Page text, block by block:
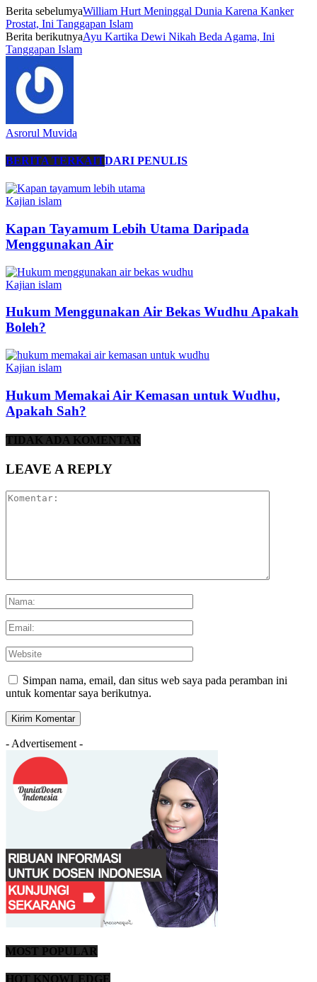
Berita sebelumyaWilliam Hurt Meninggal Dunia Karena Kanker
Prostat, Ini Tanggapan Islam
Berita berikutnyaAyu Kartika Dewi Nikah Beda Agama, Ini
Tanggapan Islam
Asrorul Muvida
BERITA TERKAITDARI PENULIS
Kajian islam
Kapan Tayamum Lebih Utama Daripada
Menggunakan Air
Kajian islam
Hukum Menggunakan Air Bekas Wudhu Apakah
Boleh?
Kajian islam
Hukum Memakai Air Kemasan untuk Wudhu,
Apakah Sah?
TIDAK ADA KOMENTAR
LEAVE A REPLY
Simpan nama, email, dan situs web saya pada peramban ini
untuk komentar saya berikutnya.
- Advertisement -
MOST POPULAR
HOT KNOWLEDGE